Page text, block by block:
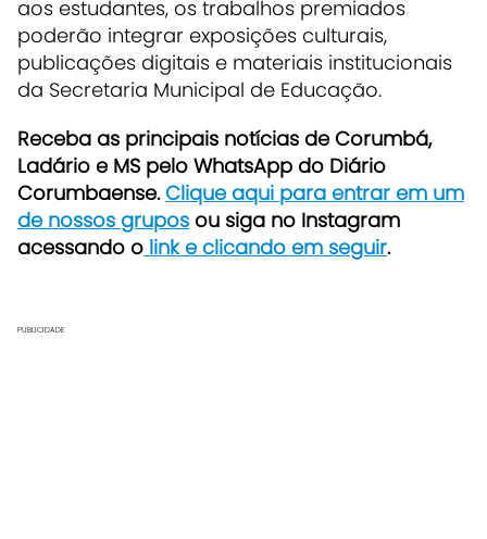
aos estudantes, os trabalhos premiados
poderão integrar exposições culturais,
publicações digitais e materiais institucionais
da Secretaria Municipal de Educação.
Receba as principais notícias de Corumbá,
Ladário e MS pelo WhatsApp do Diário
Corumbaense.Clique aqui para entrar em um
de nossos grupos ou siga no Instagram
acessando o link e clicando em seguir.
PUBLICIDADE